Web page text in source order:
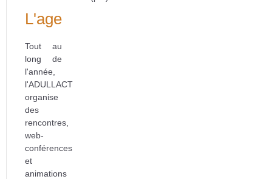
L'agenda
Tout au
long de
l'année,
l'ADULLACT
organise
des
rencontres,
web-
conférences
et
animations